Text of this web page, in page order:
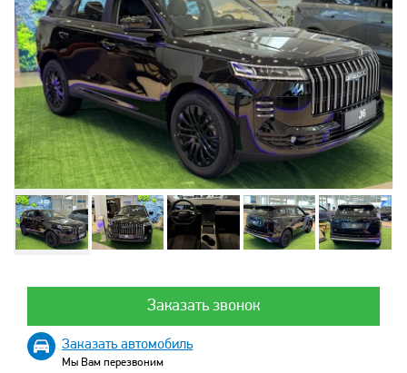
Заказать звонок
Заказать автомобиль
Мы Вам перезвоним